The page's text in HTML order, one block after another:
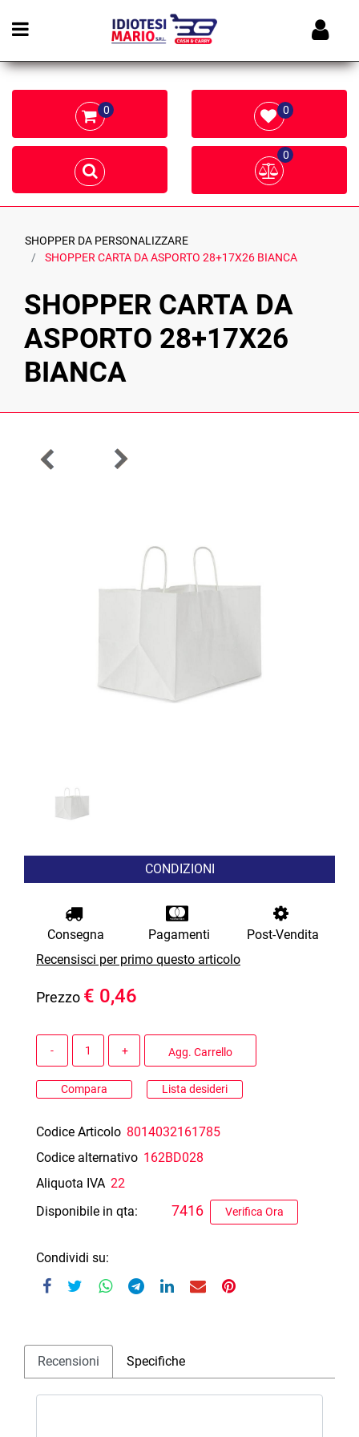
Open menu
0 0
0
SHOPPER DA PERSONALIZZARE
SHOPPER CARTA DA ASPORTO 28+17X26 BIANCA
SHOPPER CARTA DA
ASPORTO 28+17X26
BIANCA
CONDIZIONI
Consegna Pagamenti
Post-Vendita
Recensisci per primo questo articolo
Prezzo € 0,46
Agg. Carrello
Compara Lista desideri
Codice Articolo 8014032161785
Codice alternativo 162BD028
Aliquota IVA 22
Disponibile in qta:
Verifica Ora
7416
Condividi su:
Recensioni Specifiche